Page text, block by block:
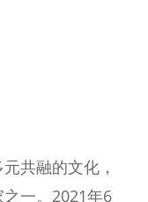
共融的文化，
一。2021年6